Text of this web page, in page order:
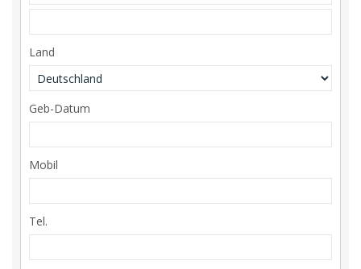
Land
Geb-Datum
Mobil
Tel.